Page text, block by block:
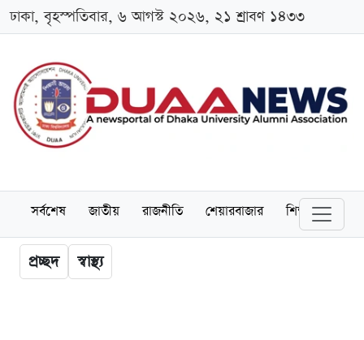
ঢাকা, বৃহস্পতিবার, ৬ আগস্ট ২০২৬, ২১ শ্রাবণ ১৪৩৩
সর্বশেষ জাতীয় রাজনীতি শেয়ারবাজার শিক্ষা
প্রচ্ছদ স্বাস্থ্য